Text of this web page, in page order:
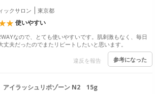
ックサロン 東京都
使いやすい
なので、とても使いやすいです。肌刺激もなく、毎日
丈夫だったのでまたリピートしたいと思います。
違反を報告 参考になった
アイラッシュリポゾーン N2 15g